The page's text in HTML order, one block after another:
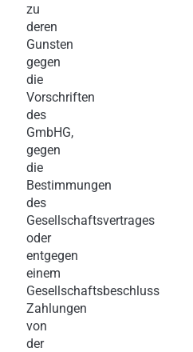
zu
deren
Gunsten
gegen
die
Vorschriften
des
GmbHG,
gegen
die
Bestimmungen
des
Gesellschaftsvertrages
oder
entgegen
einem
Gesellschaftsbeschluss
Zahlungen
von
der